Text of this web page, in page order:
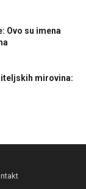
Ovo su imena
mirovina: